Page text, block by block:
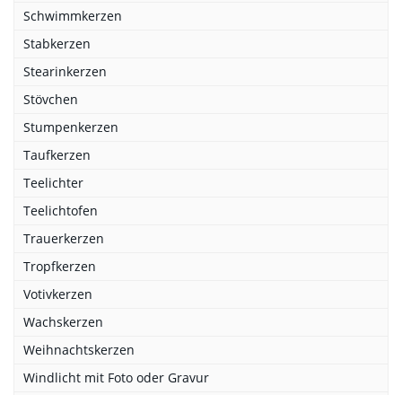
Schwimmkerzen
Stabkerzen
Stearinkerzen
Stövchen
Stumpenkerzen
Taufkerzen
Teelichter
Teelichtofen
Trauerkerzen
Tropfkerzen
Votivkerzen
Wachskerzen
Weihnachtskerzen
Windlicht mit Foto oder Gravur